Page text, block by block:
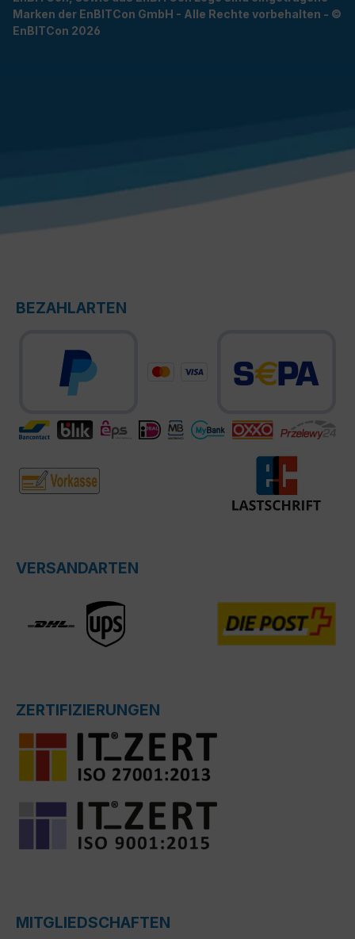
Marken der EnBITCon GmbH - Alle Rechte vorbehalten - ©
EnBITCon 2026
BEZAHLARTEN
VERSANDARTEN
ZERTIFIZIERUNGEN
MITGLIEDSCHAFTEN